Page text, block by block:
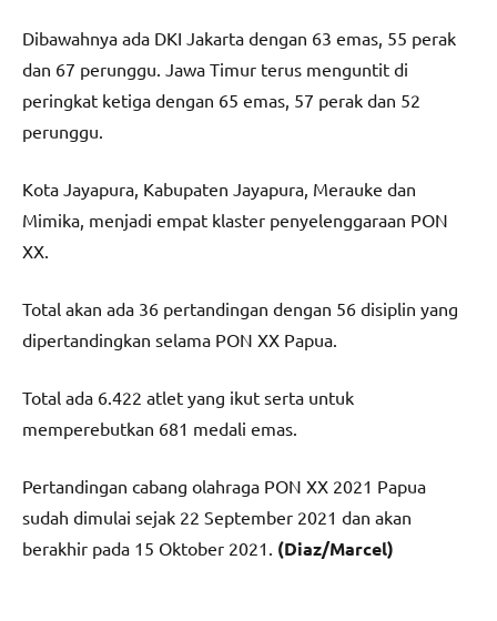
Dibawahnya ada DKI Jakarta dengan 63 emas, 55 perak
dan 67 perunggu. Jawa Timur terus menguntit di
peringkat ketiga dengan 65 emas, 57 perak dan 52
perunggu.
Kota Jayapura, Kabupaten Jayapura, Merauke dan
Mimika, menjadi empat klaster penyelenggaraan PON
XX.
Total akan ada 36 pertandingan dengan 56 disiplin yang
dipertandingkan selama PON XX Papua.
Total ada 6.422 atlet yang ikut serta untuk
memperebutkan 681 medali emas.
Pertandingan cabang olahraga PON XX 2021 Papua
sudah dimulai sejak 22 September 2021 dan akan
berakhir pada 15 Oktober 2021. (Diaz/Marcel)